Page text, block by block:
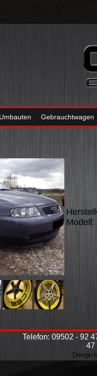
Umbauten Gebrauchtwagen
Modell:
Telefon: 09502 - 92
47
Design